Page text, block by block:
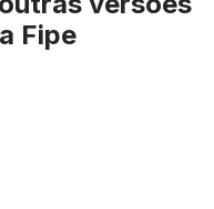
Fipe